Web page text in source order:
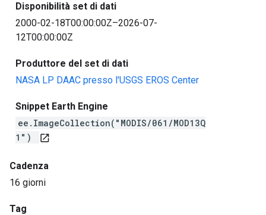
Disponibilità set di dati
2000-02-18T00:00:00Z–2026-07-
12T00:00:00Z
Produttore del set di dati
NASA LP DAAC presso l'USGS EROS Center
Snippet Earth Engine
ee.ImageCollection("MODIS/061/MOD13Q
1")
open_in_new
Cadenza
16 giorni
Tag